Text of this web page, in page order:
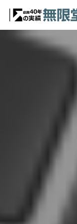
農業・林業機
木工機械